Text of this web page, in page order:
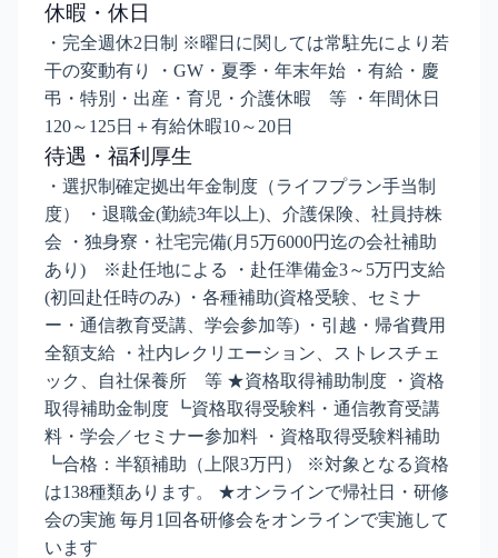
休暇・休日
・完全週休2日制 ※曜日に関しては常駐先により若
干の変動有り ・GW・夏季・年末年始 ・有給・慶
弔・特別・出産・育児・介護休暇 等 ・年間休日
120～125日＋有給休暇10～20日
待遇・福利厚生
・選択制確定拠出年金制度（ライフプラン手当制
度） ・退職金(勤続3年以上)、介護保険、社員持株
会 ・独身寮・社宅完備(月5万6000円迄の会社補助
あり) ※赴任地による ・赴任準備金3～5万円支給
(初回赴任時のみ) ・各種補助(資格受験、セミナ
ー・通信教育受講、学会参加等) ・引越・帰省費用
全額支給 ・社内レクリエーション、ストレスチェ
ック、自社保養所 等 ★資格取得補助制度 ・資格
取得補助金制度 ┗資格取得受験料・通信教育受講
料・学会／セミナー参加料 ・資格取得受験料補助
┗合格：半額補助（上限3万円） ※対象となる資格
は138種類あります。 ★オンラインで帰社日・研修
会の実施 毎月1回各研修会をオンラインで実施して
います